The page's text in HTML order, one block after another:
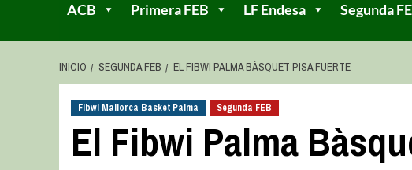
ACB Primera FEB LF Endesa Segunda
INICIO SEGUNDA FEB EL FIBWI PALMA BÀSQUET PISA FUERTE
Fibwi Mallorca Basket Palma Segunda FEB
El Fibwi Palma